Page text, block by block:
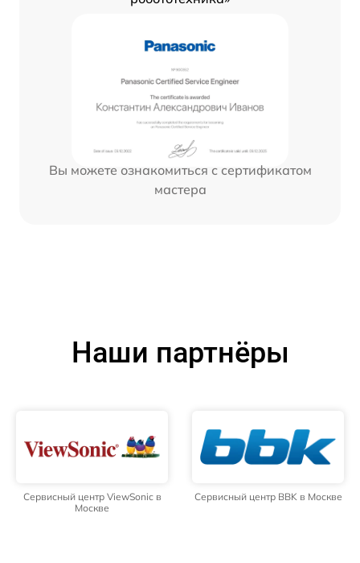
Вы можете ознакомиться с сертификатом
мастера
Наши партнёры
Сервисный центр ViewSonic в
Москве
Сервисный центр BBK в Москве